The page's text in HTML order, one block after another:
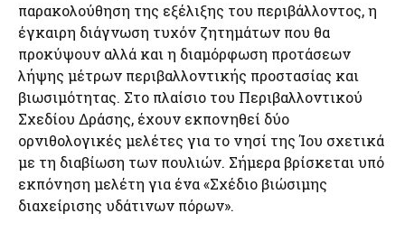
παρακολούθηση της εξέλιξης του περιβάλλοντος, η
έγκαιρη διάγνωση τυχόν ζητημάτων που θα
προκύψουν αλλά και η διαμόρφωση προτάσεων
λήψης μέτρων περιβαλλοντικής προστασίας και
βιωσιμότητας. Στο πλαίσιο του Περιβαλλοντικού
Σχεδίου Δράσης, έχουν εκπονηθεί δύο
ορνιθολογικές μελέτες για το νησί της Ίου σχετικά
με τη διαβίωση των πουλιών. Σήμερα βρίσκεται υπό
εκπόνηση μελέτη για ένα «Σχέδιο βιώσιμης
διαχείρισης υδάτινων πόρων».